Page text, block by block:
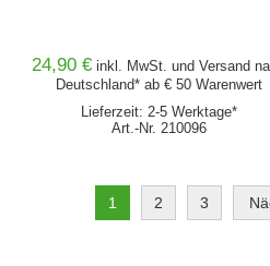
24,90 € inkl. MwSt. undVersand
Deutschland* ab € 50 Warenwert
Lieferzeit: 2-5 Werktage*
Art.-Nr. 210096
1 2 3